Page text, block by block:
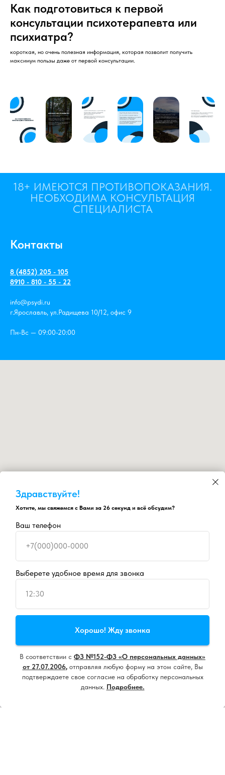
Как подготовиться к первой
консультации психотерапевта или
психиатра?
короткая, но очень полезная информация, которая позволит получить
максимум пользы даже от первой консультации.
Здравствуйте!
Хотите, мы свяжемся с Вами за 26 секунд и всё обсудим?
Ваш телефон
+7(000)000-0000
Выберете удобное время для звонка
12:30
Хорошо! Жду звонка
В соответствии с ФЗ №152-ФЗ «О персональных данных»
от 27.07.2006,отправляя любую форму на этом сайте, Вы
подтверждаете свое согласие на обработку персональных
данных. Подробнее.
18+ ИМЕЮТСЯ ПРОТИВОПОКАЗАНИЯ.
НЕОБХОДИМА КОНСУЛЬТАЦИЯ
СПЕЦИАЛИСТА
Контакты
8 (4852) 205 - 105
8910 - 810 - 55 - 22
info@psydi.ru
г.Ярославль, ул.Радищева 10/12, офис 9
Пн-Вс — 09:00-20:00
Продолжая пользоваться сайтом, вы даете
Принять все
Настроить
Напишите нам, мы онлайн!